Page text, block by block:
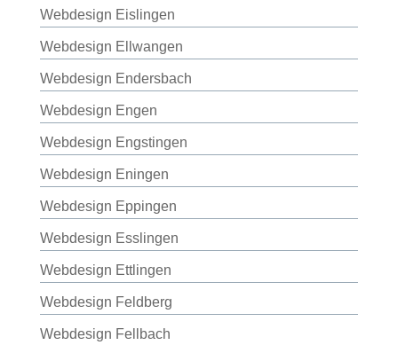
Webdesign Eislingen
Webdesign Ellwangen
Webdesign Endersbach
Webdesign Engen
Webdesign Engstingen
Webdesign Eningen
Webdesign Eppingen
Webdesign Esslingen
Webdesign Ettlingen
Webdesign Feldberg
Webdesign Fellbach